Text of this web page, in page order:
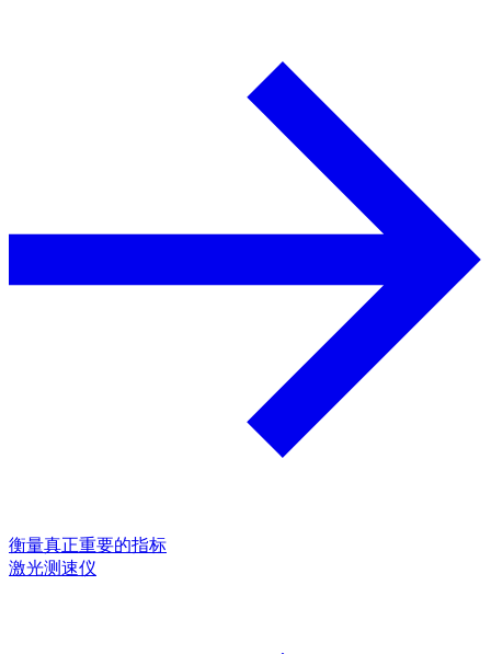
衡量真正重要的指标
激光测速仪